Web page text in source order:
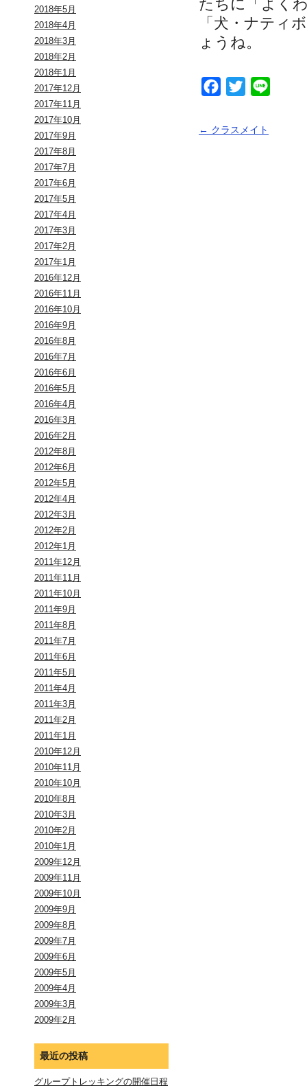
2018年5月
2018年4月
2018年3月
2018年2月
2018年1月
2017年12月
2017年11月
2017年10月
2017年9月
2017年8月
2017年7月
2017年6月
2017年5月
2017年4月
2017年3月
2017年2月
2017年1月
2016年12月
2016年11月
2016年10月
2016年9月
2016年8月
2016年7月
2016年6月
2016年5月
2016年4月
2016年3月
2016年2月
2012年8月
2012年6月
2012年5月
2012年4月
2012年3月
2012年2月
2012年1月
2011年12月
2011年11月
2011年10月
2011年9月
2011年8月
2011年7月
2011年6月
2011年5月
2011年4月
2011年3月
2011年2月
2011年1月
2010年12月
2010年11月
2010年10月
2010年8月
2010年3月
2010年2月
2010年1月
2009年12月
2009年11月
2009年10月
2009年9月
2009年8月
2009年7月
2009年6月
2009年5月
2009年4月
2009年3月
2009年2月
最近の投稿
グループトレッキングの開催日程
たちに「よく
「犬・ナティ
ょうね。
Facebook
Twitter
← クラスメイト